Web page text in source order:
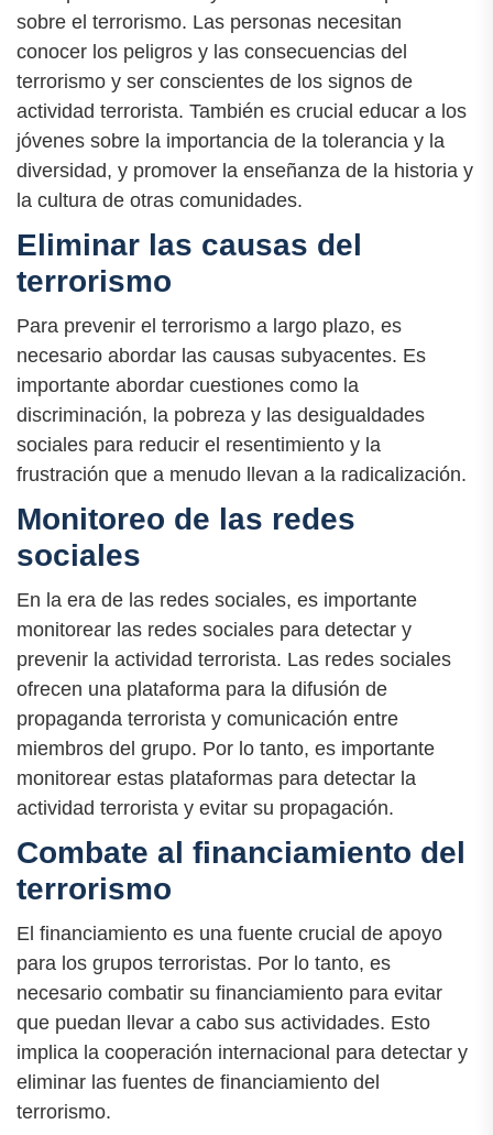
sobre el terrorismo. Las personas necesitan
conocer los peligros y las consecuencias del
terrorismo y ser conscientes de los signos de
actividad terrorista. También es crucial educar a los
jóvenes sobre la importancia de la tolerancia y la
diversidad, y promover la enseñanza de la historia y
la cultura de otras comunidades.
Eliminar las causas del
terrorismo
Para prevenir el terrorismo a largo plazo, es
necesario abordar las causas subyacentes. Es
importante abordar cuestiones como la
discriminación, la pobreza y las desigualdades
sociales para reducir el resentimiento y la
frustración que a menudo llevan a la radicalización.
Monitoreo de las redes
sociales
En la era de las redes sociales, es importante
monitorear las redes sociales para detectar y
prevenir la actividad terrorista. Las redes sociales
ofrecen una plataforma para la difusión de
propaganda terrorista y comunicación entre
miembros del grupo. Por lo tanto, es importante
monitorear estas plataformas para detectar la
actividad terrorista y evitar su propagación.
Combate al financiamiento del
terrorismo
El financiamiento es una fuente crucial de apoyo
para los grupos terroristas. Por lo tanto, es
necesario combatir su financiamiento para evitar
que puedan llevar a cabo sus actividades. Esto
implica la cooperación internacional para detectar y
eliminar las fuentes de financiamiento del
terrorismo.